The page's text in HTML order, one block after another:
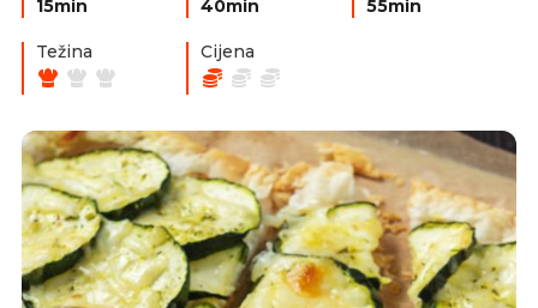
15min
40min
55min
Težina Cijena